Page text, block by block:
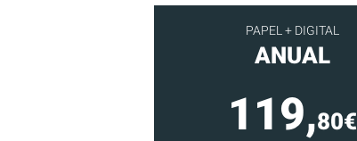
PAPEL + DIGITAL
ANUAL
119,80€